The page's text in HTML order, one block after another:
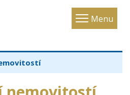
Menu
Toggle